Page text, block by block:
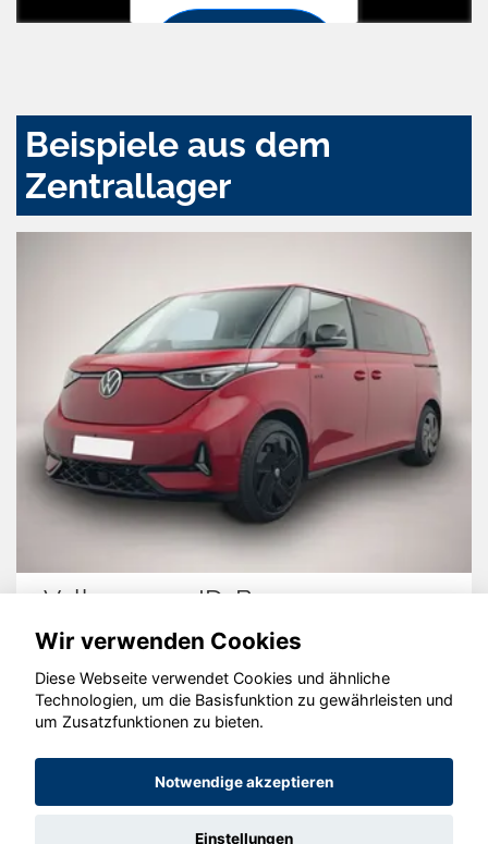
Beispiele aus dem
Zentrallager
Volkswagen ID. Buzz
© konjunkturmotor.de GmbH 2020 - 2026
Wir verwenden Cookies
Diese Webseite verwendet Cookies und ähnliche
Technologien, um die Basisfunktion zu gewährleisten und
um Zusatzfunktionen zu bieten.
Notwendige akzeptieren
Einstellungen